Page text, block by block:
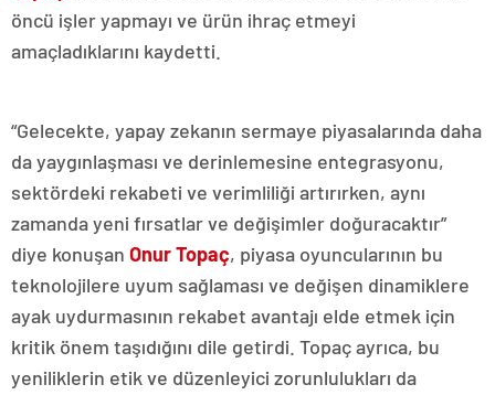
öncü işler yapmayı ve ürün ihraç etmeyi
amaçladıklarını kaydetti.
“Gelecekte, yapay zekanın sermaye piyasalarında daha
da yaygınlaşması ve derinlemesine entegrasyonu,
sektördeki rekabeti ve verimliliği artırırken, aynı
zamanda yeni fırsatlar ve değişimler doğuracaktır”
diye konuşan Onur Topaç, piyasa oyuncularının bu
teknolojilere uyum sağlaması ve değişen dinamiklere
ayak uydurmasının rekabet avantajı elde etmek için
kritik önem taşıdığını dile getirdi. Topaç ayrıca, bu
yeniliklerin etik ve düzenleyici zorunlulukları da